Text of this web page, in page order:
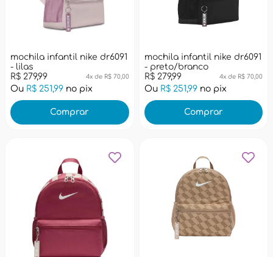
mochila infantil nike dr6091
- lilas
R$ 279,99
4x de R$ 70,00
Ou R$ 251,99 no pix
Comprar
mochila infantil nike dr6091
- preto/branco
R$ 279,99
4x de R$ 70,00
Ou R$ 251,99no pix
Comprar